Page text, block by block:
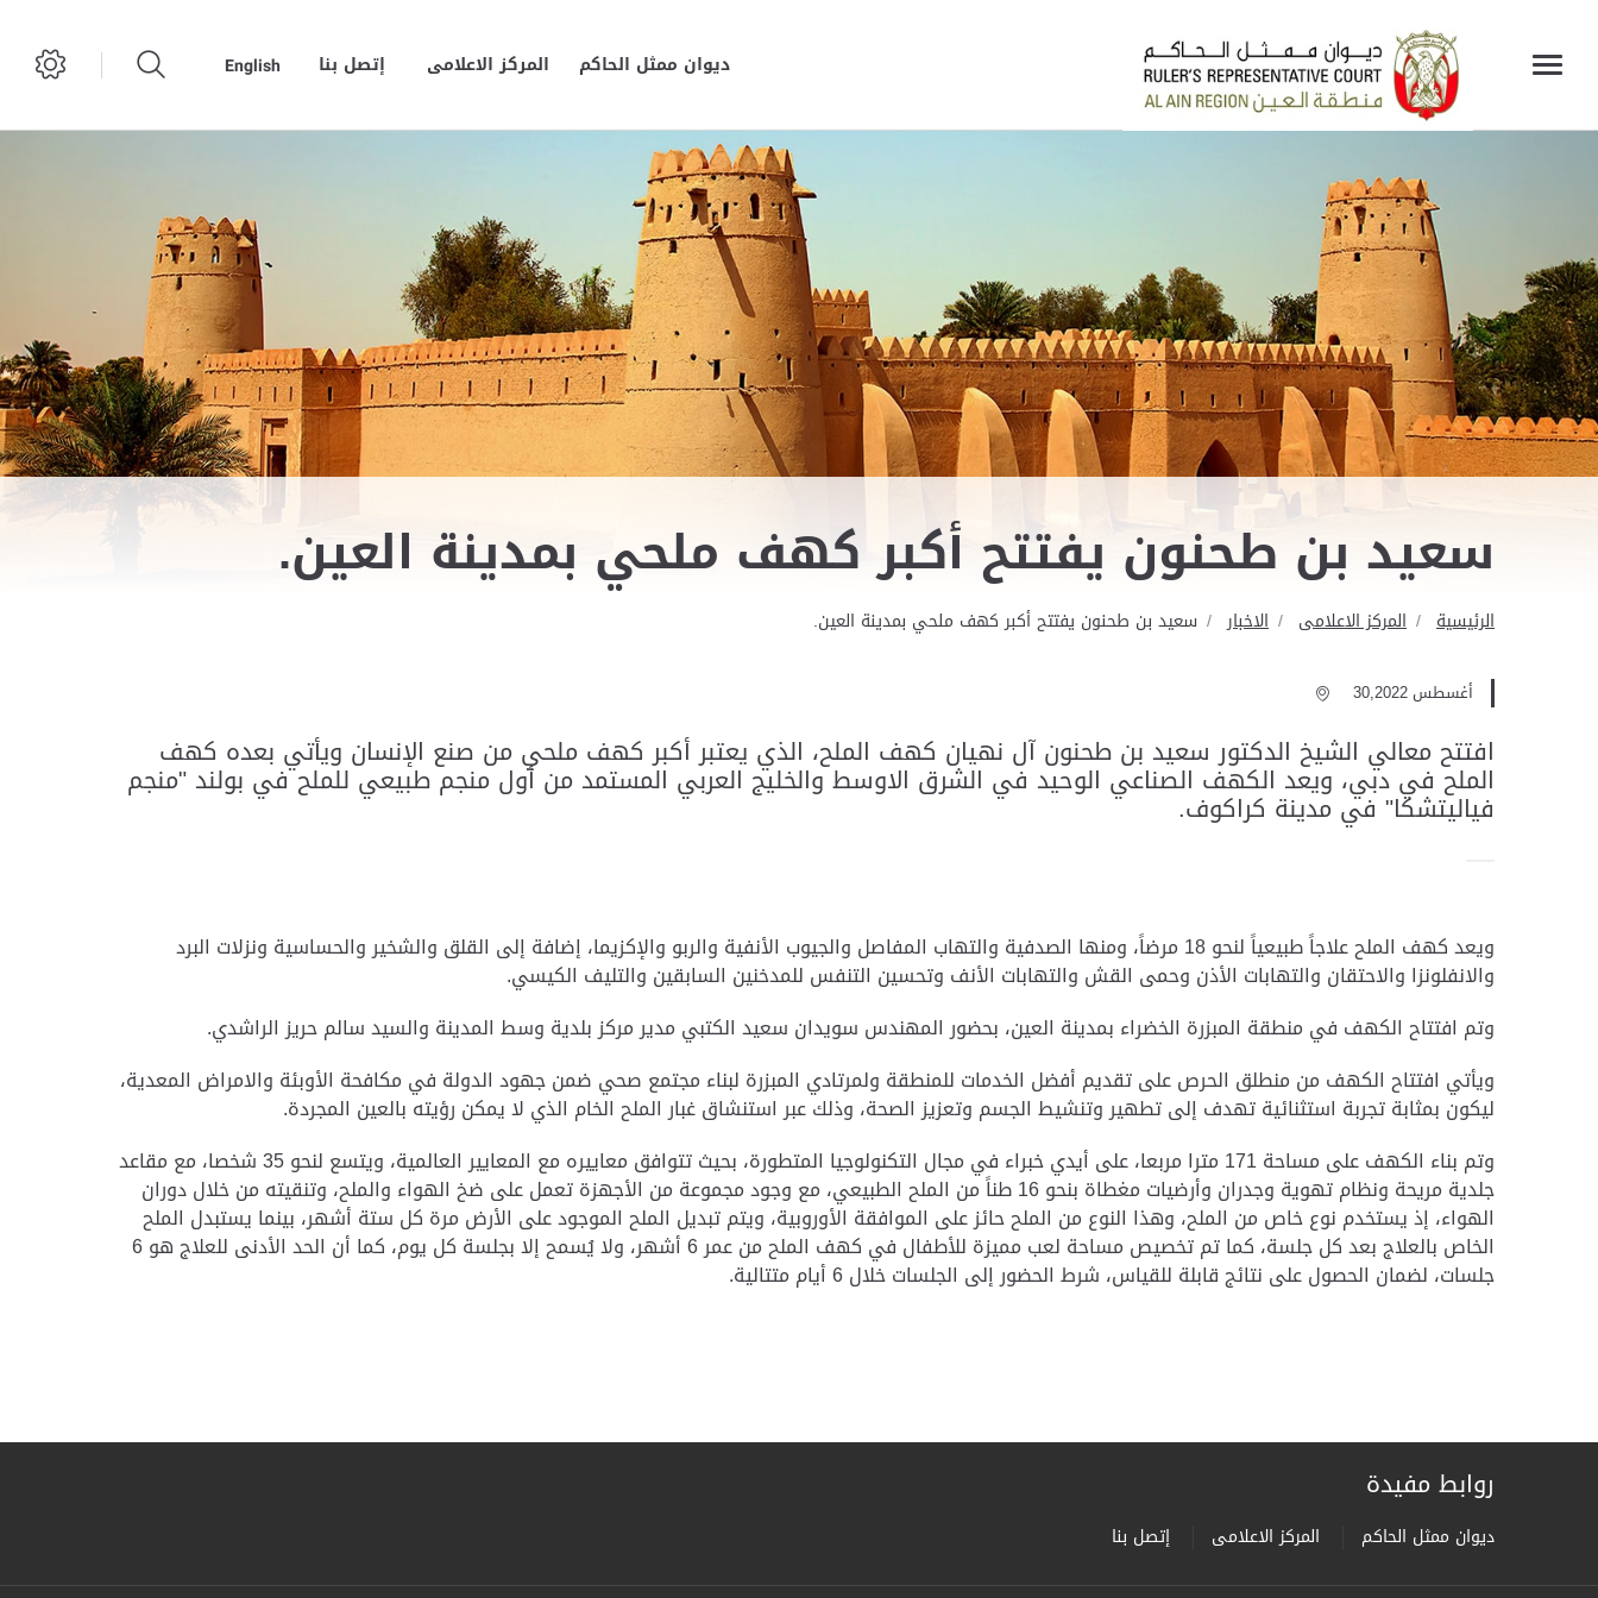
ديوان ممثل الحاكم المركز الاعلامى إتصل بنا English
سعيد بن طحنون يفتتح أكبر كهف ملحي بمدينة العين.
الرئيسية المركز الاعلامى الاخبار سعيد بن طحنون يفتتح أكبر كهف ملحي بمدينة العين.
أغسطس 30,2022
افتتح معالي الشيخ الدكتور سعيد بن طحنون آل نهيان كهف الملح، الذي يعتبر أكبر كهف ملحي من صنع الإنسان ويأتي بعده كهف
الملح في دبي، ويعد الكهف الصناعي الوحيد في الشرق الاوسط والخليج العربي المستمد من أول منجم طبيعي للملح في بولند "منجم
فياليتشكا" في مدينة كراكوف.
ويعد كهف الملح علاجاً طبيعياً لنحو 18 مرضاً، ومنها الصدفية والتهاب المفاصل والجيوب الأنفية والربو والإكزيما، إضافة إلى القلق والشخير والحساسية ونزلات البرد
والانفلونزا والاحتقان والتهابات الأذن وحمى القش والتهابات الأنف وتحسين التنفس للمدخنين السابقين والتليف الكيسي.
وتم افتتاح الكهف في منطقة المبزرة الخضراء بمدينة العين، بحضور المهندس سويدان سعيد الكتبي مدير مركز بلدية وسط المدينة والسيد سالم حريز الراشدي.
ويأتي افتتاح الكهف من منطلق الحرص على تقديم أفضل الخدمات للمنطقة ولمرتادي المبزرة لبناء مجتمع صحي ضمن جهود الدولة في مكافحة الأوبئة والامراض المعدية،
ليكون بمثابة تجربة استثنائية تهدف إلى تطهير وتنشيط الجسم وتعزيز الصحة، وذلك عبر استنشاق غبار الملح الخام الذي لا يمكن رؤيته بالعين المجردة.
وتم بناء الكهف على مساحة 171 مترا مربعا، على أيدي خبراء في مجال التكنولوجيا المتطورة، بحيث تتوافق معاييره مع المعايير العالمية، ويتسع لنحو 35 شخصا، مع مقاعد
جلدية مريحة ونظام تهوية وجدران وأرضيات مغطاة بنحو 16 طناً من الملح الطبيعي، مع وجود مجموعة من الأجهزة تعمل على ضخ الهواء والملح، وتنقيته من خلال دوران
الهواء، إذ يستخدم نوع خاص من الملح، وهذا النوع من الملح حائز على الموافقة الأوروبية، ويتم تبديل الملح الموجود على الأرض مرة كل ستة أشهر، بينما يستبدل الملح
الخاص بالعلاج بعد كل جلسة، كما تم تخصيص مساحة لعب مميزة للأطفال في كهف الملح من عمر 6 أشهر، ولا يُسمح إلا بجلسة كل يوم، كما أن الحد الأدنى للعلاج هو 6
جلسات، لضمان الحصول على نتائج قابلة للقياس، شرط الحضور إلى الجلسات خلال 6 أيام متتالية.
روابط مفيدة
ديوان ممثل الحاكم المركز الاعلامى إتصل بنا